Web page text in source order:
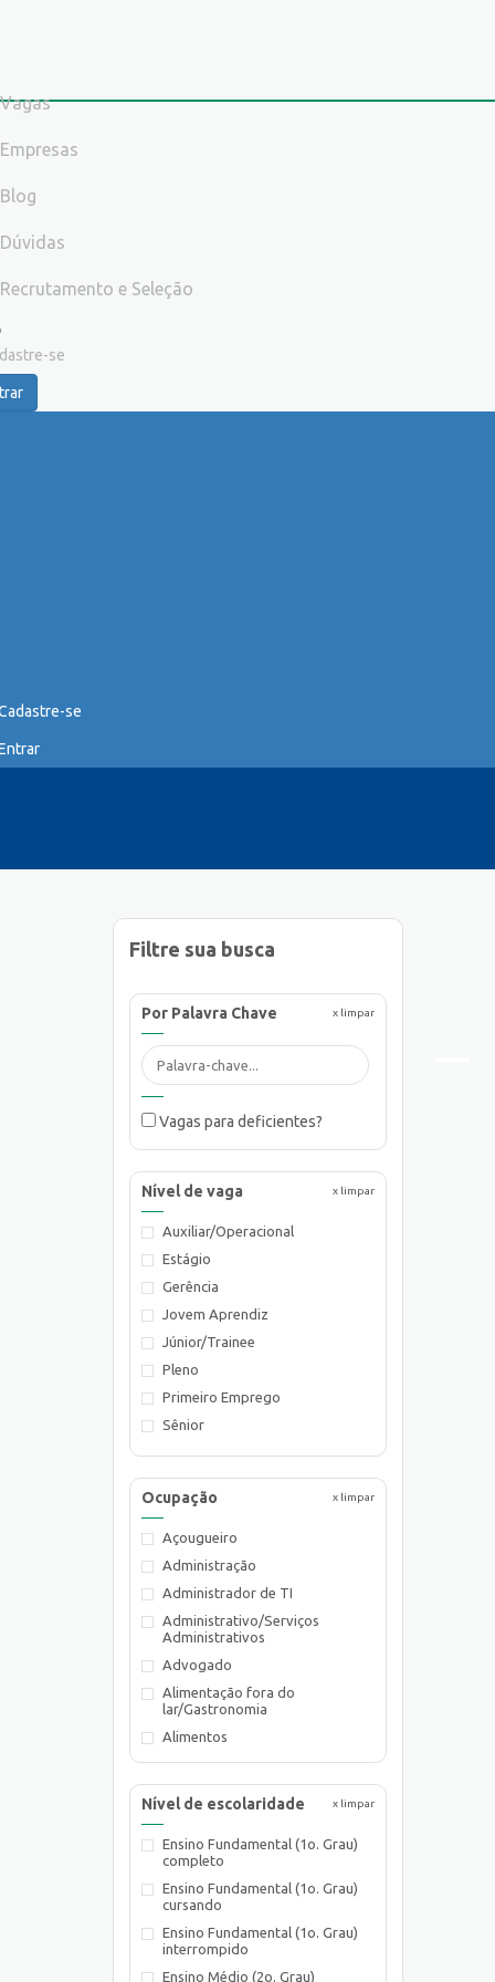
Vagas
Empresas
Blog
Dúvidas
Recrutamento e Seleção
se
se
Filtre sua busca
x limpar
Por Palavra Chave
Vagas para deficientes?
x limpar
Nível de vaga
Auxiliar/Operacional
Estágio
Gerência
Jovem Aprendiz
Júnior/Trainee
Pleno
Primeiro Emprego
Sênior
Técnico
x limpar
Ocupação
Açougueiro
Administração
Administrador de TI
Administrativo/Serviços
Administrativos
Advogado
Alimentação fora do
lar/Gastronomia
Alimentos
Almoxarife
Assistente de Planejamento
Atendente Comercial
Auxiliar de Cozinha
Auxiliar de Laboratório
x limpar
Nível de escolaridade
Ensino Fundamental (1o. Grau)
completo
Ensino Fundamental (1o. Grau)
cursando
Ensino Fundamental (1o. Grau)
interrompido
Ensino Médio (2o. Grau)